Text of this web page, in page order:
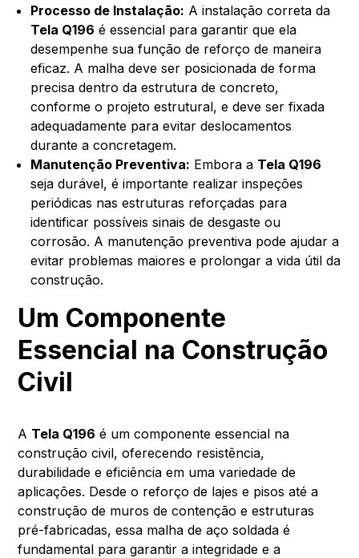
Processo de Instalação: A instalação correta da
Tela Q196 é essencial para garantir que ela
desempenhe sua função de reforço de maneira
eficaz. A malha deve ser posicionada de forma
precisa dentro da estrutura de concreto,
conforme o projeto estrutural, e deve ser fixada
adequadamente para evitar deslocamentos
durante a concretagem.
Manutenção Preventiva: Embora a Tela Q196
seja durável, é importante realizar inspeções
periódicas nas estruturas reforçadas para
identificar possíveis sinais de desgaste ou
corrosão. A manutenção preventiva pode ajudar a
evitar problemas maiores e prolongar a vida útil da
construção.
Um Componente
Essencial na Construção
Civil
A Tela Q196 é um componente essencial na
construção civil, oferecendo resistência,
durabilidade e eficiência em uma variedade de
aplicações. Desde o reforço de lajes e pisos até a
construção de muros de contenção e estruturas
pré-fabricadas, essa malha de aço soldada é
fundamental para garantir a integridade e a